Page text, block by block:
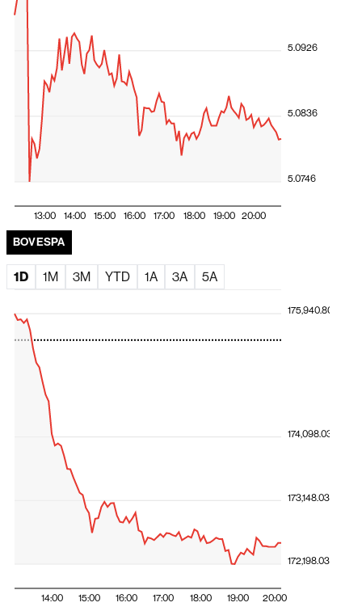
Negociações na B3 atrasam após paralisação
generalizada por problemas técnicos
Dólar em queda impulsiona moedas da América Latina;
peso colombiano lidera valorização
A exportação de tecnologia da Fila do Brasil
Ações globais avançam com rali de fabricantes de chips
e impulso da Amazon
Brasil com prêmio de 15%
El Niño ameaça América Latina, e Deutsche Bank
identifica os países mais expostos
13:00 14:00 15:00 16:00 17:00 18:00 19:00 20:00
5.0746
5.0836
5.0926
BOVESPA
1D 1M 3M YTD 1A 3A 5A
14:00 15:00 16:00 17:00 18:00 19:00 20:00
172,198.03
173,148.03
174,098.03
175,940.80